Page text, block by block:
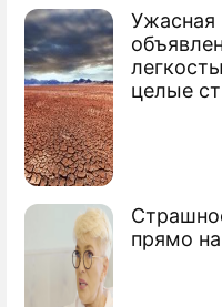
Ужасная
целые
прямо
Фоторепортаж
Новое качество
преимущества
реновации